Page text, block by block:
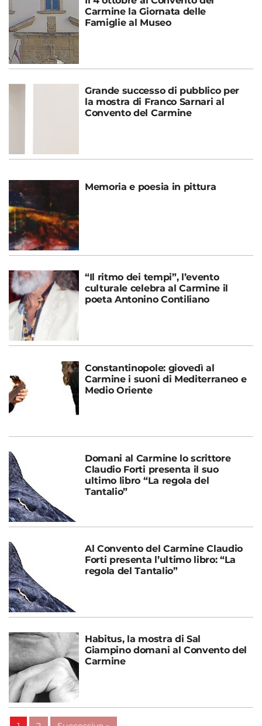
Carmine la Giornata delle
Famiglie al Museo
Grande successo di pubblico per
la mostra di Franco Sarnari al
Convento del Carmine
Memoria e poesia in pittura
“Il ritmo dei tempi”, l’evento
culturale celebra al Carmine il
poeta Antonino Contiliano
Constantinopole: giovedì al
Carmine i suoni di Mediterraneo e
Medio Oriente
Domani al Carmine lo scrittore
Claudio Forti presenta il suo
ultimo libro “La regola del
Tantalio”
Al Convento del Carmine Claudio
Forti presenta l’ultimo libro: “La
regola del Tantalio”
Habitus, la mostra di Sal
Giampino domani al Convento del
Carmine